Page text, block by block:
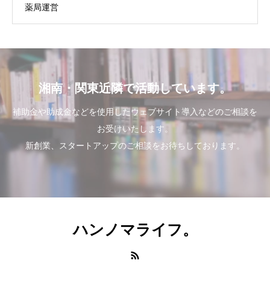
薬局運営
湘南・関東近隣で活動しています。
補助金や助成金などを使用したウェブサイト導入などのご相談を
お受けいたします。
新創業、スタートアップのご相談をお待ちしております。
ハンノマライフ。